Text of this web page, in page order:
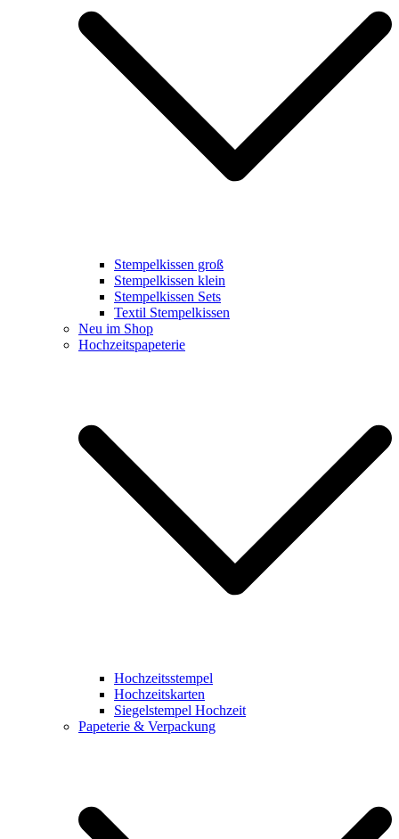
Stempelkissen groß
Stempelkissen klein
Stempelkissen Sets
Textil Stempelkissen
Neu im Shop
Hochzeitspapeterie
Hochzeitsstempel
Hochzeitskarten
Siegelstempel Hochzeit
Papeterie & Verpackung